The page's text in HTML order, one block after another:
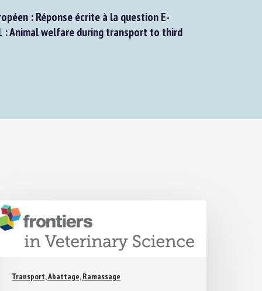
: Réponse écrite à la question E-
Animal welfare during transport to third
Transport, Abattage, Ramassage